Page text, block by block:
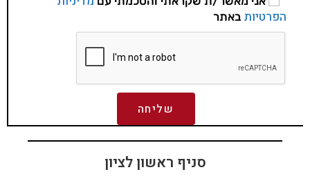
הפרטיות באתר
שליחה
סניף ראשון לציון